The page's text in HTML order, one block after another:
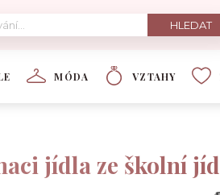
MÓDA VZTAHY
jídla ze školní